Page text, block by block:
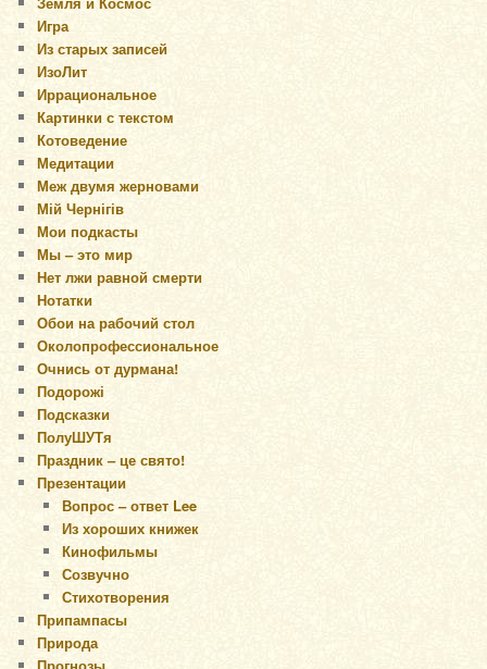
Игра
Из старых записей
ИзоЛит
Иррациональное
Картинки с текстом
Котоведение
Медитации
Меж двумя жерновами
Мій Чернігів
Мои подкасты
Мы – это мир
Нет лжи равной смерти
Нотатки
Обои на рабочий стол
Околопрофессиональное
Очнись от дурмана!
Подорожі
Подсказки
ПолуШУТя
Праздник – це свято!
Презентации
Вопрос – ответ Lee
Из хороших книжек
Кинофильмы
Созвучно
Стихотворения
Припампасы
Природа